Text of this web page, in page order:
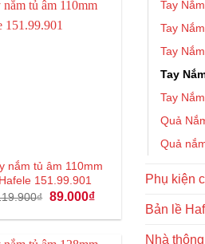
nắm tủ âm 110mm
Hafele 151.99.901
₫ Giá
là:
89.000₫Giá
tại
89.000₫.
Tay
Tay
Tay
Tay
Tay
Quả
Quả
Phụ kiện
Bản lề
Nhà